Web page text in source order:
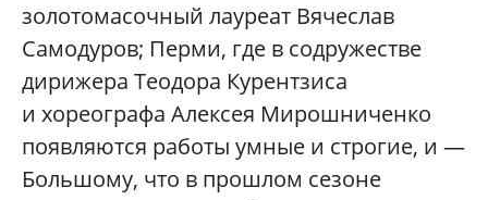
золотомасочный лауреат Вячеслав
Самодуров; Перми, где в содружестве
дирижера Теодора Курентзиса
и хореографа Алексея Мирошниченко
появляются работы умные и строгие, и —
Большому, что в прошлом сезоне